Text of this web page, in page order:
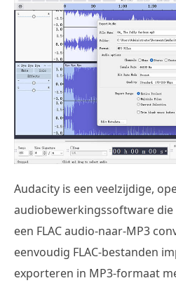
Audacity is een veelzijdige,
audiobewerkingssoftware
een FLAC audio-naar-MP3
eenvoudig FLAC-bestanden
exporteren in MP3-formaat